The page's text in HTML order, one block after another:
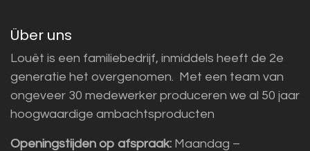
Über uns
Louët is een familiebedrijf, inmiddels heeft de 2e
generatie het overgenomen. Met een team van
ongeveer 30 medewerker produceren we al 50 jaar
hoogwaardige ambachtsproducten
Openingstijden op afspraak: Maandag –